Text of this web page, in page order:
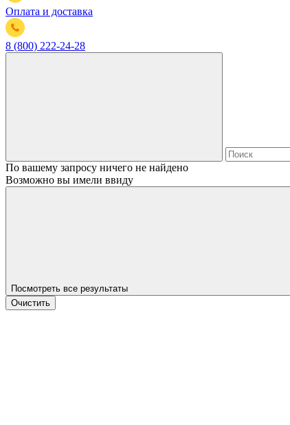
Оплата и доставка
8 (800) 222-24-28
По вашему запросу ничего не найдено
Возможно вы имели ввиду
Посмотреть все результаты
Очистить